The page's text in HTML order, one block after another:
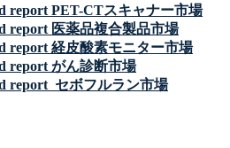
PET-CTスキャナー市場
医薬品複合製品市場
経皮酸素モニター市場
がん診断市場
セボフルラン市場